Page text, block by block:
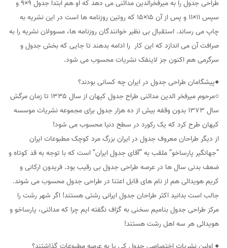
طراحی جدول را به میرفخرالدین مدائنی می دهد که او هم ابتدا جدول ۹×۹ و
سپس ۱۱×۱۱ و پس از آن ۱۵×۱۵ که روتین روزنامه ها است در این نشریه به
چاپ می رساند. استقبال بی نظیر خوانندگان روزنامه ها، مسوولان نشریه را به
صرافت آن می اندازد که این کار را ادامه بدهند تا جایی که بخش جدول و
سرگرمی هم اکنون جز لاینفک نشریات محسوب می شود.
●پیشگامان طراحی جدول در ایران چه کسانی بودند؟
○مرحوم میرفخر الدین مدائنی طراح جدول کیهان از سال ۱۳۳۵ تا زمان مرگش
سال ۱۳۷۳ بدون وقفه بیش از ده هزار جدول برای مجموعه نشریات موسسه
کیهان طرح کرد که یک رکورد در سطح دنیا محسوب می شود!
از دیگر طراحان معروف جدول در ایران بزرگ مرد کوچک مطبوعات ایران
“جهانگیر پارساخو” ملقب به “آقای جدول ایران” است که با توجه به قد کوتاه و
ضعف بدنی سال ها در عرصه طراحی جدول بی رقیب بود. فریدون ارکانی و
کریم هویدائی هم از نام های قابل اعتنا در طراحی جدول محسوب می شوند.
جالب است بدانید اکثر طراحان جدول ایرانی رشتی هستند! اگر شهر رشت را
مرکز طراحی جدول بنامیم سخنی به گزاف نگفته ایم چرا که مدائنی، پارساخو و
هویدائی هر سه اهل رشت هستند!